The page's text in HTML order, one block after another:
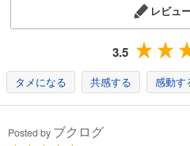
レビュ
3.5
タメになる 共感する 感動す
Posted by ブクログ